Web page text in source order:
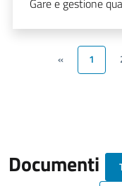
« 1
Documenti